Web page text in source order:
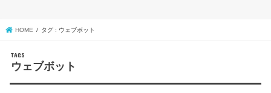
HOME タグ : ウェブボット
ウェブボット